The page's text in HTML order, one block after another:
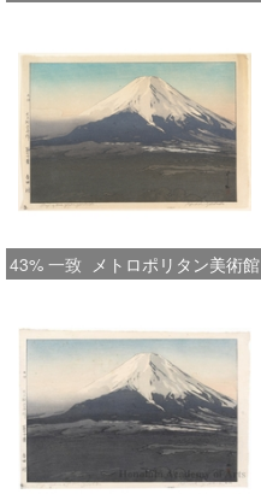
43% 一致 メトロポリタン美術館